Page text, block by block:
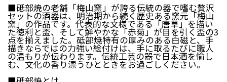
九州エリア
壱岐市（長崎県） 西海市（長崎県）
宇城市（熊本県）指宿市（鹿児島県）
■砥部焼の老舗「梅山窯」が誇る伝統の器で嗜む贅沢
セットの酒器は、明治期から続く歴史ある窯元「梅山
窯」の作品です。代表的な文様である「唐草」を描い
た徳利と盃、そして鮮やかな「赤菊」が目を引く盃の3
点を揃えました。砥部焼特有の厚みのある白磁と、手
描きならではの力強い絵付けは、手に取るたびに職人
の温もりが伝わります。伝統工芸の器で日本酒を愉し
む、文化の香り漂うひとときをお過ごしください。